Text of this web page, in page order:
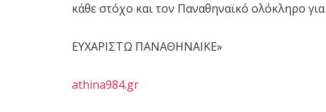
κάθε στόχο και τον Παναθηναϊκό ολόκληρο
ΕΥΧΑΡΙΣΤΩ ΠΑΝΑΘΗΝΑΙΚΕ»
athina984.gr